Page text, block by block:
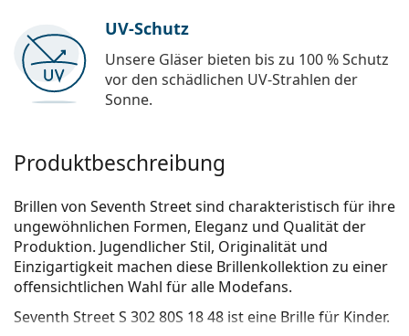
UV-Schutz
Unsere Gläser bieten bis zu 100 % Schutz
vor den schädlichen UV-Strahlen der
Sonne.
Produktbeschreibung
Brillen von Seventh Street sind charakteristisch für ihre
ungewöhnlichen Formen, Eleganz und Qualität der
Produktion. Jugendlicher Stil, Originalität und
Einzigartigkeit machen diese Brillenkollektion zu einer
offensichtlichen Wahl für alle Modefans.
Seventh Street S 302 80S 18 48 ist eine Brille für Kinder.